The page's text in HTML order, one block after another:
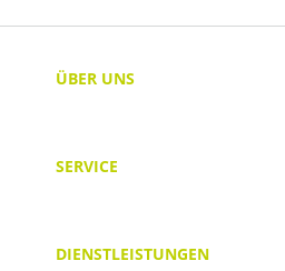
ÜBER UNS
SERVICE
DIENSTLEISTUNGEN